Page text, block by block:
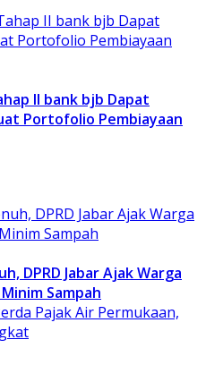
II bank bjb Dapat
Portofolio Pembiayaan
DPRD Jabar Ajak Warga
Sampah